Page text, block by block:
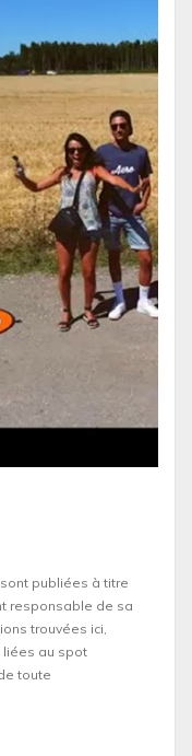
publiées à titre
responsable de sa
trouvées ici,
liées au spot
toute